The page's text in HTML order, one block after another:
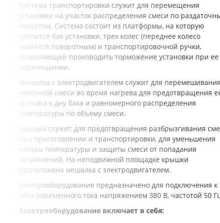
Система транспортировки служит для перемещения
установки на участок распределения смеси по
емкостям. Система состоит из платформы, на которую
крепится бак установки, трех колес (переднее колесо
является поворотным) и транспортировочной ручки,
позволяющей производить торможение установки при ее
перемещении.
Мешалка с электродвигателем служит для
молочной смеси во время нагрева для предотвращения
пригара к дну бака и равномерного распределения
температуры по объему смеси.
Крышка служит для предотвращения разбрызгивания
при приготовлении и транспортировки, для уменьшения
потерь температуры и защиты смеси от попадания
загрязнений. На неподвижной площадке крышки
расположена мешалка с электродвигателем.
Электрооборудование предназначено для подключения к
сети переменного тока напряжением 380 В, частотой 50
Электрооборудование включает в себя: